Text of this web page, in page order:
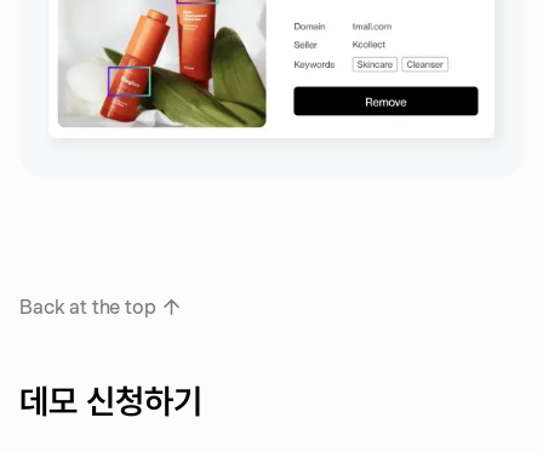
Back at the top
데모 신청하기